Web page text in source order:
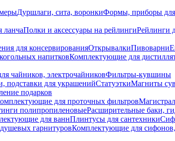
Дуршлаги, сита, воронкиФормы, приборы для
ланчаПолки и аксессуары на рейлингиРейлинги
для консервированияОткрывалкиПивоварни
напитковКомплектующие для
чайников, электрочайниковФильтры-кувшины
подставки для украшенийСтатуэткиМагниты
подарков
для проточных фильтров
полипропиленовыеРасширительные баки,
для ваннПлинтусы для сантехники
гарнитуровКомплектующие для